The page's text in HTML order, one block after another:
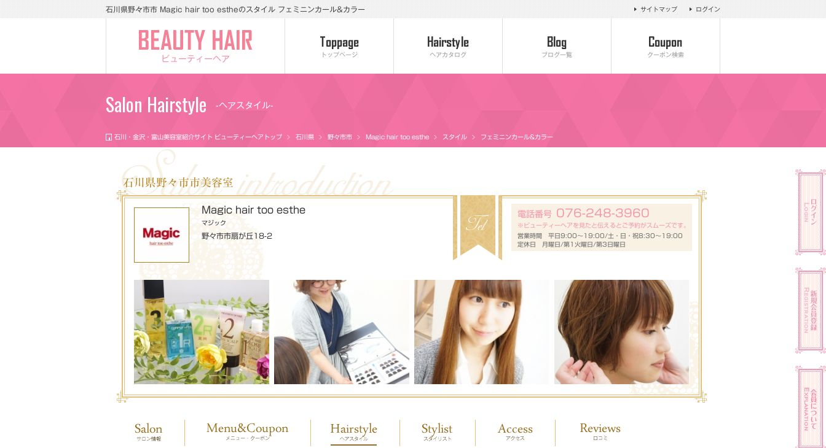
石川県野々市市 Magic hair too estheのスタイル フェミニンカール&カラー ログイン
サイトマップ
ビューティーヘア クーポン検索
ブログ一覧
ヘアカタログ
トップページ
Salon Hairstyle -ヘアスタイル-
石川・金沢・富山美容室紹介サイト ビューティーヘアトップ 石川県 野々市市 Magic hair too esthe スタイル フェミニンカール&カラー
石川県野々市市美容室
Magic hair too esthe
マジック
野々市市扇が丘18-2
電話番号 076-248-3960
※ビューティーヘアを見たと伝えるとご予約がスムーズです。
営業時間 平日9:00～19:00/土・日・祝8:30～19:00
定休日 月曜日/第1火曜日/第3日曜日